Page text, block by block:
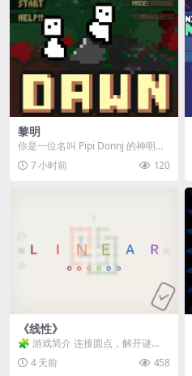
黎明
你是一位名叫 Pipi Donnj 的神明。
你的任务是保护一群白色小人。 点
击...7 小时前 120
《线性》
🧩 游戏简介 连接圆点，解开谜
题。 ⚠️ 重要提示 所有关卡均可通
关，请确保使用...
4 天前 458